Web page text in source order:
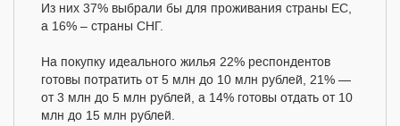
Из них 37% выбрали бы для проживания страны ЕС,
а 16% – страны СНГ.
На покупку идеального жилья 22% респондентов
готовы потратить от 5 млн до 10 млн рублей, 21% —
от 3 млн до 5 млн рублей, а 14% готовы отдать от 10
млн до 15 млн рублей.